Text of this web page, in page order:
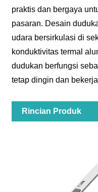
praktis dan bergaya
pasaran. Desain
udara bersirkulasi di
konduktivitas termal
dudukan berfungsi
tetap dingin dan
Rincian Produk